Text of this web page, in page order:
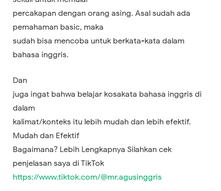
percakapan dengan orang asing. Asal sudah ada
pemahaman basic, maka
sudah bisa mencoba untuk berkata-kata dalam
bahasa inggris.
Dan
juga ingat bahwa belajar kosakata bahasa inggris di
dalam
kalimat/konteks itu lebih mudah dan lebih efektif.
Mudah dan Efektif
Bagaimana? Lebih Lengkapnya Silahkan cek
penjelasan saya di TikTok
https://www.tiktok.com/@mr.agusinggris